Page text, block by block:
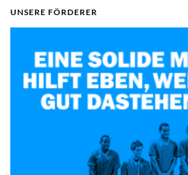
UNSERE FÖRDERER